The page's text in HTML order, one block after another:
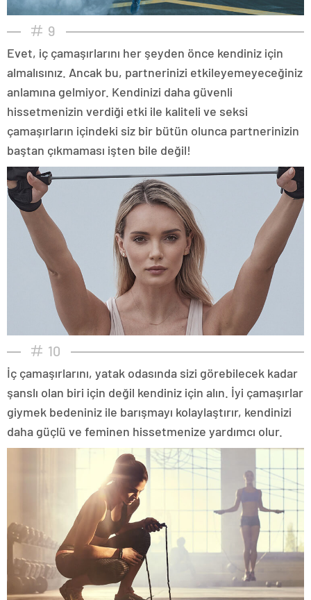
9
Evet, iç çamaşırlarını her şeyden önce kendiniz için
almalısınız. Ancak bu, partnerinizi etkileyemeyeceğiniz
anlamına gelmiyor. Kendinizi daha güvenli
hissetmenizin verdiği etki ile kaliteli ve seksi
çamaşırların içindeki siz bir bütün olunca partnerinizin
baştan çıkmaması işten bile değil!
10
İç çamaşırlarını, yatak odasında sizi görebilecek kadar
şanslı olan biri için değil kendiniz için alın. İyi çamaşırlar
giymek bedeniniz ile barışmayı kolaylaştırır, kendinizi
daha güçlü ve feminen hissetmenize yardımcı olur.